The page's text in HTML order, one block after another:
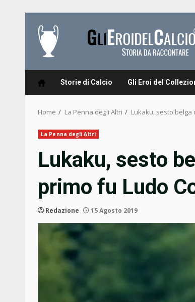
content
Storie di Calcio Gli Eroi del
Home La Penna degli Altri Lukaku, sesto belga
La Penna degli Altri
Lukaku, sesto
primo fu Ludo
Redazione 15 Agosto 2019